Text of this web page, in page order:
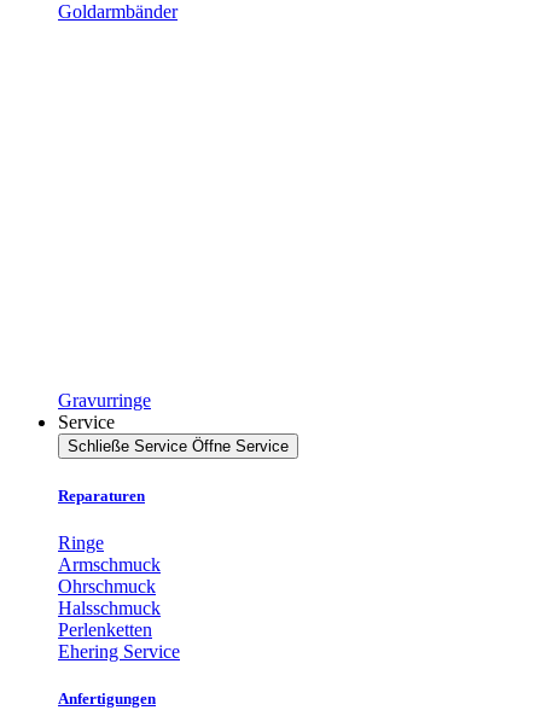
Goldarmbänder
Gravurringe
Service
Schließe Service Öffne Service
Reparaturen
Ringe
Armschmuck
Ohrschmuck
Halsschmuck
Perlenketten
Ehering Service
Anfertigungen